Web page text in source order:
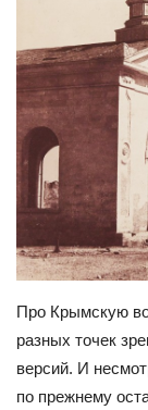
Про Крымскую
разных точек
версий. И
по прежнему